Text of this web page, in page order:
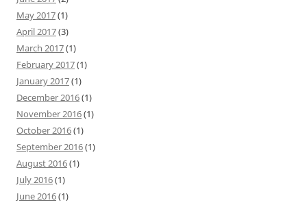
May 2017(1)
April 2017(3)
March 2017(1)
February 2017(1)
January 2017(1)
December 2016(1)
November 2016(1)
October 2016(1)
September 2016(1)
August 2016(1)
July 2016(1)
June 2016(1)